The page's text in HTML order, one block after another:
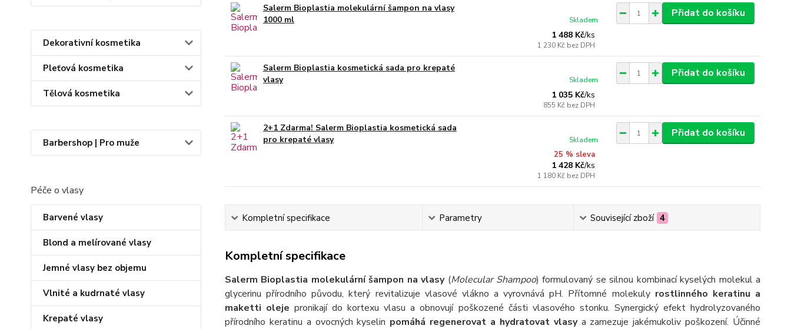
Dekorativní kosmetika
Pleťová kosmetika
Tělová kosmetika
Barbershop | Pro muže
Péče o vlasy
Barvené vlasy
Blond a melírované vlasy
Jemné vlasy bez objemu
Vlnité a kudrnaté vlasy
Krepaté vlasy
Salerm Bioplastia molekulární šampon na vlasy
1000 ml
1 488 Kč/ks
1 230 Kč bez DPH
Skladem
Přidat do košíku
Salerm Bioplastia kosmetická sada pro krepaté
vlasy
1 035 Kč/ks
855 Kč bez DPH
Skladem
Přidat do košíku
2+1 Zdarma! Salerm Bioplastia kosmetická sada
pro krepaté vlasy
25 % sleva
1 428 Kč/ks
1 180 Kč bez DPH
Skladem
Přidat do košíku
Kompletní specifikace Parametry Související zboží 4
Kompletní specifikace
Salerm Bioplastia molekulární šampon na vlasy(Molecular Shampoo) formulovaný se silnou kombinací kyselých molekul a
glycerinu přírodního původu, který revitalizuje vlasové vlákno a vyrovnává pH. Přítomné molekuly rostlinného keratinu a
maketti oleje pronikají do kortexu vlasu a obnovují poškozené části vlasového stonku. Synergický efekt hydrolyzovaného
přírodního keratinu a ovocných kyselin pomáhá regenerovat a hydratovat vlasya zamezuje jakémukoliv poškození. Účinné